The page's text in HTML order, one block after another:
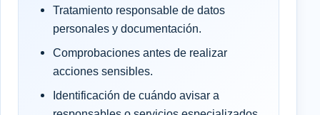
Tratamiento responsable de datos
personales y documentación.
Comprobaciones antes de realizar
acciones sensibles.
Identificación de cuándo avisar a